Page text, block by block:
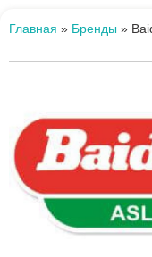
Главная » Бренды »